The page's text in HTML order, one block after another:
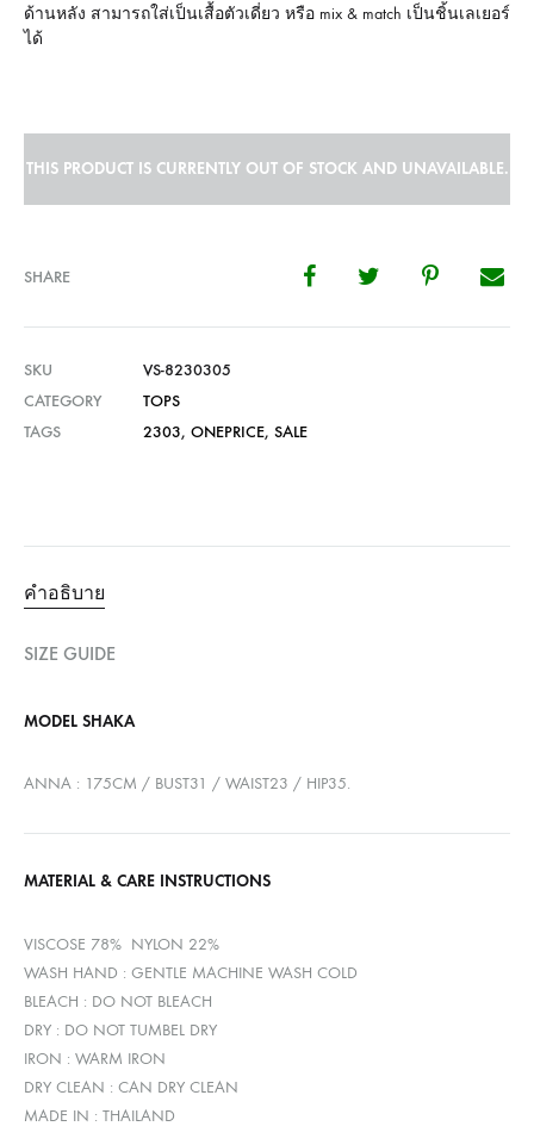
ด้านหลัง สามารถใส่เป็นเสื้อตัวเดี่ยว หรือ mix & match เป็นชิ้นเลเยอร์
ได้
THIS PRODUCT IS CURRENTLY OUT OF STOCK AND UNAVAILABLE.
SHARE
SKU
VS-8230305
CATEGORY
TOPS
TAGS
2303, ONEPRICE, SALE
คำอธิบาย
SIZE GUIDE
MODEL SHAKA
ANNA : 175CM / BUST31 / WAIST23 / HIP35.
MATERIAL & CARE INSTRUCTIONS
VISCOSE 78% NYLON 22%
WASH HAND : GENTLE MACHINE WASH COLD
BLEACH : DO NOT BLEACH
DRY : DO NOT TUMBEL DRY
IRON : WARM IRON
DRY CLEAN : CAN DRY CLEAN
MADE IN : THAILAND